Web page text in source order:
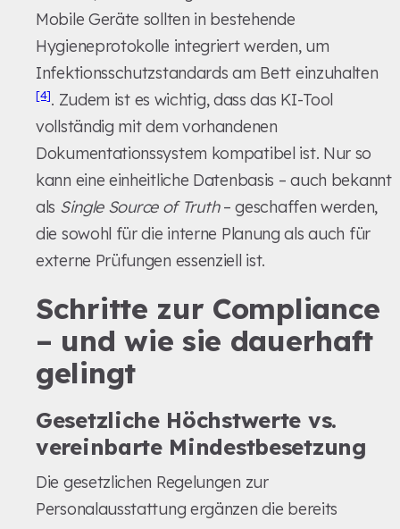
Mobile Geräte sollten in bestehende
Hygieneprotokolle integriert werden, um
Infektionsschutzstandards am Bett einzuhalten
[4]. Zudem ist es wichtig, dass das KI-Tool
vollständig mit dem vorhandenen
Dokumentationssystem kompatibel ist. Nur so
kann eine einheitliche Datenbasis – auch bekannt
als Single Source of Truth– geschaffen werden,
die sowohl für die interne Planung als auch für
externe Prüfungen essenziell ist.
Schritte zur Compliance
– und wie sie dauerhaft
gelingt
Gesetzliche Höchstwerte vs.
vereinbarte Mindestbesetzung
Die gesetzlichen Regelungen zur
Personalausstattung ergänzen die bereits